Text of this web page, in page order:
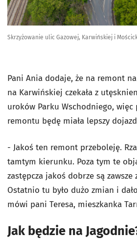
Skrzyżowanie ulic Gazowej, Karwińskiej i
Pani Ania dodaje, że na remont
na Karwińskiej czekała z
uroków Parku Wschodniego, więc
remontu będę miała lepszy
- Jakoś ten remont przeboleję.
tamtym kierunku. Poza tym te
zastępcza jakoś dobrze są zawsze
Ostatnio tu było dużo zmian i
mówi pani Teresa, mieszkanka
Jak będzie na